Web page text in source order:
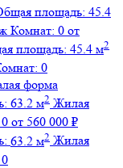
площадь: 45.4
Комнат: 0 от
площадь: 45.4 м2
0
форма
63.2 м2 Жилая
0 от 560 000 ₽
63.2 м2 Жилая
0